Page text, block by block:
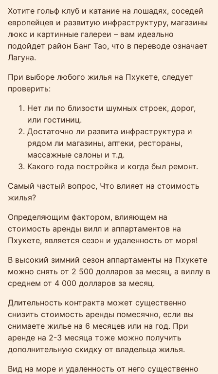
Хотите гольф клуб и катание на лошадях, соседей
европейцев и развитую инфраструктуру, магазины
люкс и картинные галереи – вам идеально
подойдет район Банг Тао, что в переводе означает
Лагуна.
При выборе любого жилья на Пхукете, следует
проверить:
Нет ли по близости шумных строек, дорог,
или гостиниц.
Достаточно ли развита инфраструктура и
рядом ли магазины, аптеки, рестораны,
массажные салоны и т.д.
Какого года постройка и когда был ремонт.
Самый частый вопрос, Что влияет на стоимость
жилья?
Определяющим фактором, влияющем на
стоимость аренды вилл и аппартаментов на
Пхукете, является сезон и удаленность от моря!
В высокий зимний сезон аппартаменты на Пхукете
можно снять от 2 500 долларов за месяц, а виллу в
среднем от 4 000 долларов за месяц.
Длительность контракта может существенно
снизить стоимость аренды помесячно, если вы
снимаете жилье на 6 месяцев или на год. При
аренде на 2-3 месяца тоже можно получить
дополнительную скидку от владельца жилья.
Вид на море и удаленность от него существенно